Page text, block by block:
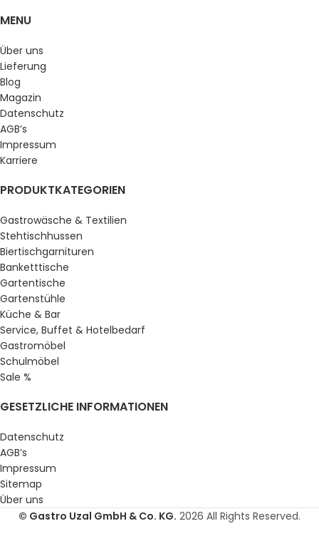
MENU
Über uns
Lieferung
Blog
Magazin
Datenschutz
AGB’s
Impressum
Karriere
PRODUKTKATEGORIEN
Gastrowäsche & Textilien
Stehtischhussen
Biertischgarnituren
Banketttische
Gartentische
Gartenstühle
Küche & Bar
Service, Buffet & Hotelbedarf
Gastromöbel
Schulmöbel
Sale %
GESETZLICHE INFORMATIONEN
Datenschutz
AGB’s
Impressum
Sitemap
Über uns
© Gastro Uzal GmbH & Co. KG. 2026 All Rights Reserved.